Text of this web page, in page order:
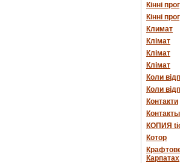
Кінні
Кінні
Климат
Клімат
Клімат
Клімат
Коли
Коли
Контакти
Контакты
КОПИЯ
Котор
Карпатах